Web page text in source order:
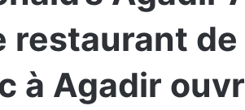
restaurant de
à Agadir